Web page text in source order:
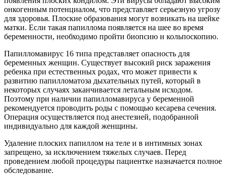
онкогенным потенциалом, что представляет серьезную угрозу
для здоровья. Плоские образования могут возникать на шейке
матки. Если такая папиллома появляется на шее во время
беременности, необходимо пройти биопсию и кольпоскопию.
Папилломавирус 16 типа представляет опасность для
беременных женщин. Существует высокий риск заражения
ребенка при естественных родах, что может привести к
развитию папилломатоза дыхательных путей, который в
некоторых случаях заканчивается летальным исходом.
Поэтому при наличии папилломавируса у беременной
рекомендуется проводить роды с помощью кесарева сечения.
Операция осуществляется под анестезией, подобранной
индивидуально для каждой женщины.
Удаление плоских папиллом на теле и в интимных зонах
запрещено, за исключением тяжелых случаев. Перед
проведением любой процедуры пациентке назначается полное
обследование.